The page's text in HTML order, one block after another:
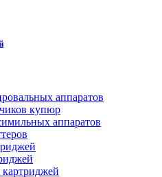
аппаратов
купюр
аппаратов